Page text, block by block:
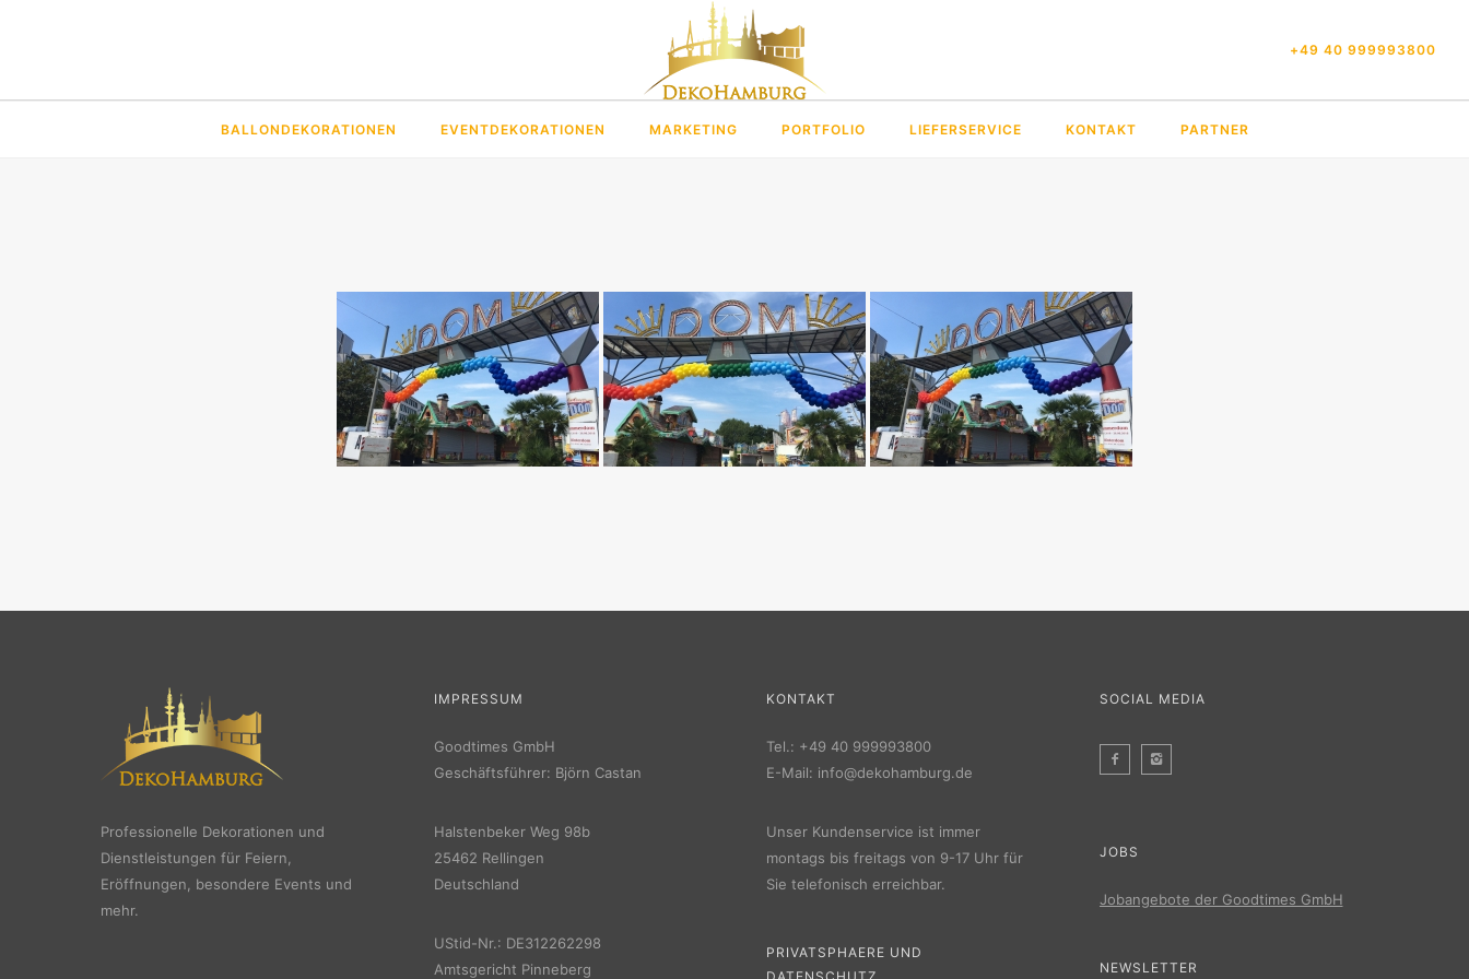
+49 40 999993800
BALLONDEKORATIONEN EVENTDEKORATIONEN MARKETING PORTFOLIO LIEFERSERVICE KONTAKT PARTNER
Professionelle Dekorationen und
Dienstleistungen für Feiern,
Eröffnungen, besondere Events und
mehr.
IMPRESSUM
Goodtimes GmbH
Geschäftsführer: Björn Castan
Halstenbeker Weg 98b
25462 Rellingen
Deutschland
UStid-Nr.: DE312262298
Amtsgericht Pinneberg
KONTAKT
Tel.: +49 40 999993800
E-Mail: info@dekohamburg.de
Unser Kundenservice ist immer
montags bis freitags von 9-17 Uhr für
Sie telefonisch erreichbar.
PRIVATSPHAERE UND
SOCIAL MEDIA
JOBS
Jobangebote der Goodtimes GmbH
NEWSLETTER